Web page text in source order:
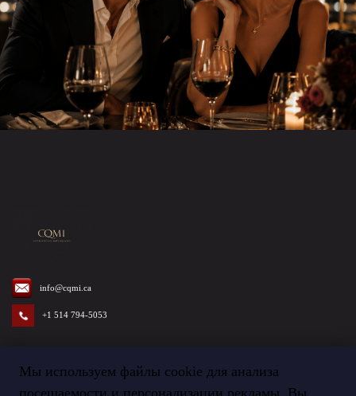
Мы используем файлы cookie для анализа
посещаемости и персонализации рекламы. Вы
info@cqmi.ca
+1 514 794-5053